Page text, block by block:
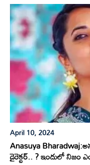
April 10, 2024
Anasuya
డైరెక్టర్.. ? ఇందులో నిజం